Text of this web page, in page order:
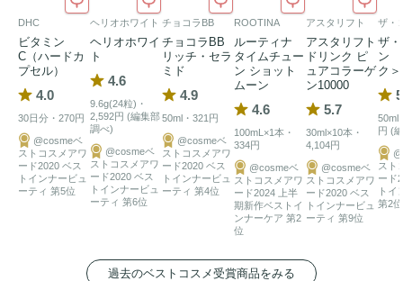
タミンC含有量を誇るアセロラを採用。自然の恵みを活かし
ています。
■植物由来原料 約98％。徹底したクリーン処方
・毎日安心して継続できるよう、植物由来原料約98％の処方
を実現しました。以下の7つの成分を使用しない「7つのフリ
ー」を徹底しています。 （保存料、着色料、香料、化学調
味料、酸化防止剤、乳化剤、増粘剤 不使用）
・2種類の「国産有機野菜」をプラス
とともに、現代人に不足しがちな栄養素を多角的
DHC
ビタミン
C（ハードカ
プセル）
4.0
30日分・270円
@cosmeベ
ストコスメアワ
ード2020 ベス
トインナービュ
ーティ 第5位
ヘリオホワイト
ヘリオホワイ
ト
4.6
9.6g(24粒)・
2,592円 (編集部
調べ)
@cosmeベ
ストコスメアワ
ード2020 ベス
トインナービュ
ーティ 第6位
チョコラBB
チョコラBB
リッチ・セラ
ミド
4.9
50ml・321円
@cosmeベ
ストコスメアワ
ード2020 ベス
トインナービュ
ーティ 第4位
ROOTINA
ルーティナ
タイムチュー
ン ショット
ムーン
4.6
100mL×1本・
334円
@cosmeベ
ストコスメアワ
ード2024 上半
期新作ベストイ
ンナーケア 第2
位
アスタリフト
アスタリフト
ドリンク ピ
ュアコラーゲ
ン10000
5.7
30ml×10本・
4,104円
@cosmeベ
ストコスメアワ
ード2020 ベス
トインナービュ
ーティ 第9位
ザ・
ザ
ン
ク＞
円 (
スト
ード
トイ
第2位
過去のベストコスメ受賞商品をみる